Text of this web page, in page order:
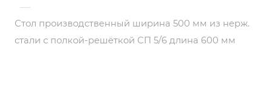
—
Стол производственный ширина 500 мм из нерж.
стали с полкой-решёткой СП 5/6 длина 600 мм